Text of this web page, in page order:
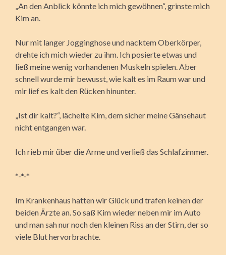
„An den Anblick könnte ich mich gewöhnen“, grinste mich
Kim an.
Nur mit langer Jogginghose und nacktem Oberkörper,
drehte ich mich wieder zu ihm. Ich posierte etwas und
ließ meine wenig vorhandenen Muskeln spielen. Aber
schnell wurde mir bewusst, wie kalt es im Raum war und
mir lief es kalt den Rücken hinunter.
„Ist dir kalt?“, lächelte Kim, dem sicher meine Gänsehaut
nicht entgangen war.
Ich rieb mir über die Arme und verließ das Schlafzimmer.
*-*-*
Im Krankenhaus hatten wir Glück und trafen keinen der
beiden Ärzte an. So saß Kim wieder neben mir im Auto
und man sah nur noch den kleinen Riss an der Stirn, der so
viele Blut hervorbrachte.